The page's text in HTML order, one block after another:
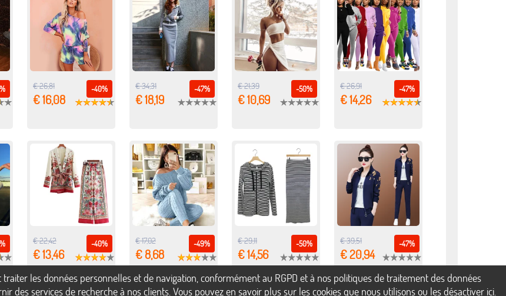
-40%
€ 26,81
€ 16,08
-47%
€ 34,31
€ 18,19
-50%
€ 21,39
€ 10,69
-47%
€ 26,91
€ 14,26
-40%
€ 22,42
€ 13,46
-49%
€ 17,02
€ 8,68
-50%
€ 29,11
€ 14,56
-47%
€ 39,51
€ 20,94
les données personnelles et de navigation, conformément au RGPD et à nos politiques de traitement des données
des services de recherche à nos clients. Vous pouvez en savoir plus sur les cookies que nous utilisons ou les désactiver ici.